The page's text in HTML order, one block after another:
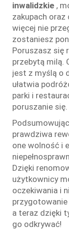
inwalidzkie ,
zakupach
więcej nie
zostaniesz
Poruszasz się
przebytą milą.
jest z myślą o
ułatwia
parki i
poruszanie się.
prawdziwa
one wolność i
Dzięki
użytkownicy
oczekiwania i
a teraz dzięki
go odkrywać!